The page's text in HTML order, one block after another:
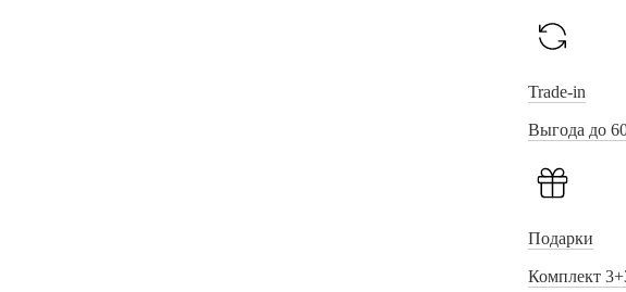
Trade-in
Выгода до
Подарки
Комплект